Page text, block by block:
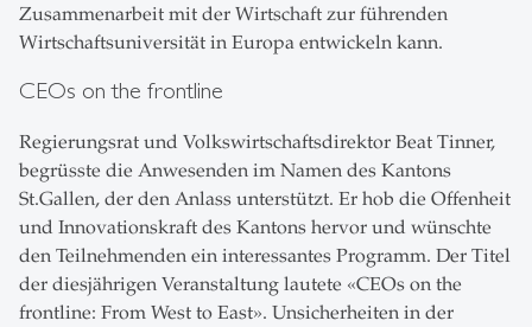
Zusammenarbeit mit der Wirtschaft zur führenden
Wirtschaftsuniversität in Europa entwickeln kann.
CEOs on the frontline
Regierungsrat und Volkswirtschaftsdirektor Beat Tinner,
begrüsste die Anwesenden im Namen des Kantons
St.Gallen, der den Anlass unterstützt. Er hob die Offenheit
und Innovationskraft des Kantons hervor und wünschte
den Teilnehmenden ein interessantes Programm. Der Titel
der diesjährigen Veranstaltung lautete «CEOs on the
frontline: From West to East». Unsicherheiten in der